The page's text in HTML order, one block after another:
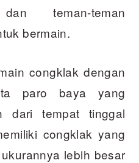
teman-teman
bermain.
congklak dengan
paro baya yang
dari tempat tinggal
congklak yang
lebih besar